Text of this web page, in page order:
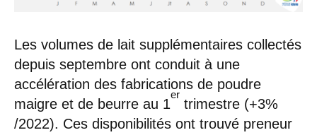
Les volumes de lait supplémentaires collectés
depuis septembre ont conduit à une
accélération des fabrications de poudre
maigre et de beurre au 1
er
trimestre (+3%
/2022). Ces disponibilités ont trouvé preneur